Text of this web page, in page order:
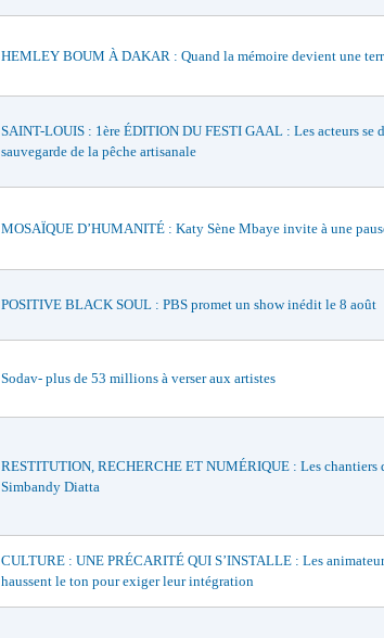
HEMLEY BOUM À DAKAR : Quand la mémoire devient une
SAINT-LOUIS : 1ère ÉDITION DU FESTI GAAL : Les acteurs se
sauvegarde de la pêche artisanale
MOSAÏQUE D’HUMANITÉ : Katy Sène Mbaye invite à une
POSITIVE BLACK SOUL : PBS promet un show inédit le 8 août
Sodav- plus de 53 millions à verser aux artistes
RESTITUTION, RECHERCHE ET NUMÉRIQUE : Les chantiers
Simbandy Diatta
CULTURE : UNE PRÉCARITÉ QUI S’INSTALLE : Les
haussent le ton pour exiger leur intégration